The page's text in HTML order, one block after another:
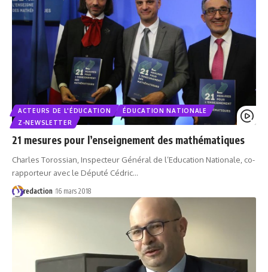
ACTEURS DE L'ÉDUCATION
ÉDUCATION NATIONALE
Z-NEWSLETTER
21 mesures pour l’enseignement des mathématiques
Charles Torossian, Inspecteur Général de l’Education Nationale, co-
rapporteur avec le Député Cédric…
redaction 16 mars 2018